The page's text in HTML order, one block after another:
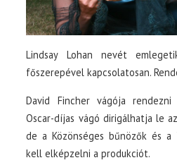
Lindsay Lohan nevét
főszerepével kapcsolatosan.
David Fincher vágója
Oscar-díjas vágó dirigálhatja le
de a Közönséges bűnözők és
kell elképzelni a produkciót.